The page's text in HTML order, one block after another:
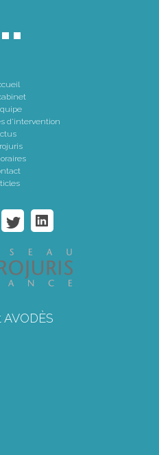
d'intervention